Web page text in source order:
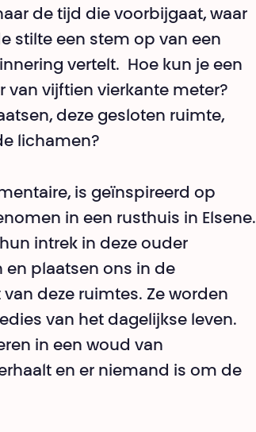
de tijd die voorbijgaat, waar
stilte een stem op van een
vertelt. Hoe kun je een
van vijftien vierkante meter?
deze gesloten ruimte,
lichamen?
is geïnspireerd op
in een rusthuis in Elsene.
intrek in deze ouder
en plaatsen ons in de
deze ruimtes. Ze worden
van het dagelijkse leven.
in een woud van
en er niemand is om de